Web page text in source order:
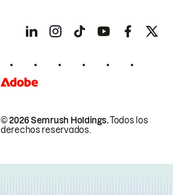
© 2026 Semrush Holdings.Todos los
derechos reservados.